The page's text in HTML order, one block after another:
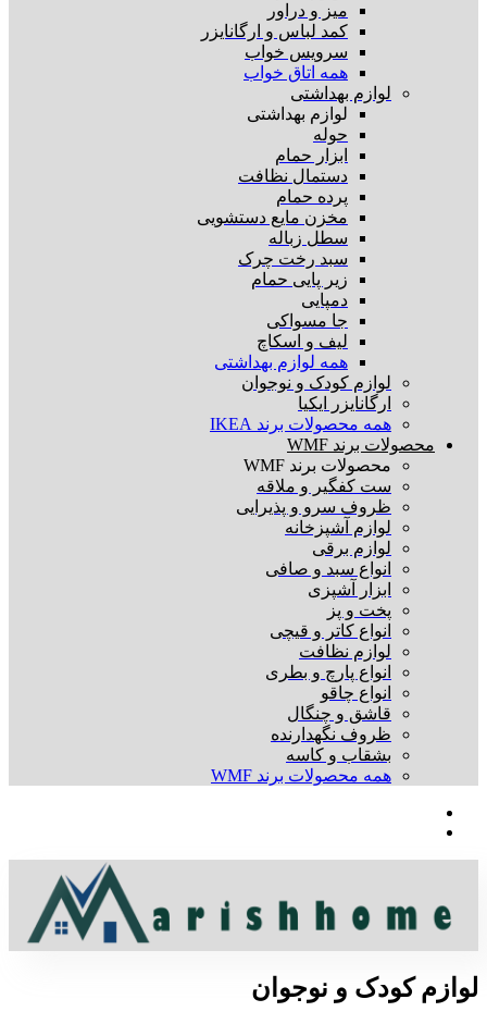
میز و دراور
کمد لباس و ارگانایزر
سرویس خواب
همه اتاق خواب
لوازم بهداشتی
لوازم بهداشتی
حوله
ابزار حمام
دستمال نظافت
پرده حمام
مخزن مایع دستشویی
سطل زباله
سبد رخت چرک
زیر پایی حمام
دمپایی
جا مسواکی
لیف و اسکاچ
همه لوازم بهداشتی
لوازم کودک و نوجوان
ارگانایزر ایکیا
همه محصولات برند IKEA
محصولات برند WMF
محصولات برند WMF
ست کفگیر و ملاقه
ظروف سرو و پذیرایی
لوازم آشپزخانه
لوازم برقی
انواع سبد و صافی
ابزار آشپزی
پخت و پز
انواع کاتر و قیچی
لوازم نظافت
انواع پارچ و بطری
انواع چاقو
قاشق و چنگال
ظروف نگهدارنده
بشقاب و کاسه
همه محصولات برند WMF
لوازم کودک و نوجوان